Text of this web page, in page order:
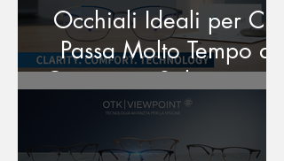
Occhiali Ideali per Chi
Passa Molto Tempo al
Computer: Soluzioni per
l’Affaticamento Digitale